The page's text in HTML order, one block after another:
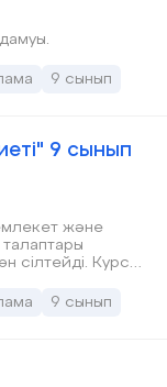
9 сынып
9 сынып
және
сілтейді. Курс
дегеннің не
9 сынып